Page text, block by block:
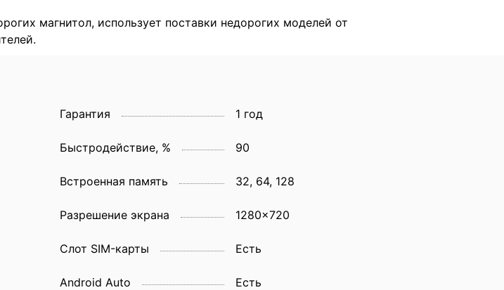
магнитол, использует поставки недорогих моделей от
Гарантия 1 год
Быстродействие, % 90
Встроенная память 32, 64, 128
Разрешение экрана 1280x720
Слот SIM-карты Eсть
Android Auto Есть